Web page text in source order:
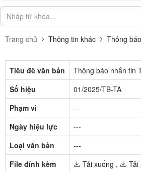
Trang chủ Thông tin khác Thông
Tiêu đề văn bản
Thông báo nhắn tin
Số hiệu
01/2025/TB-TA
Phạm vi
---
Ngày hiệu lực
---
Loại văn bản
---
File đính kèm
Tải xuống ,
Tải